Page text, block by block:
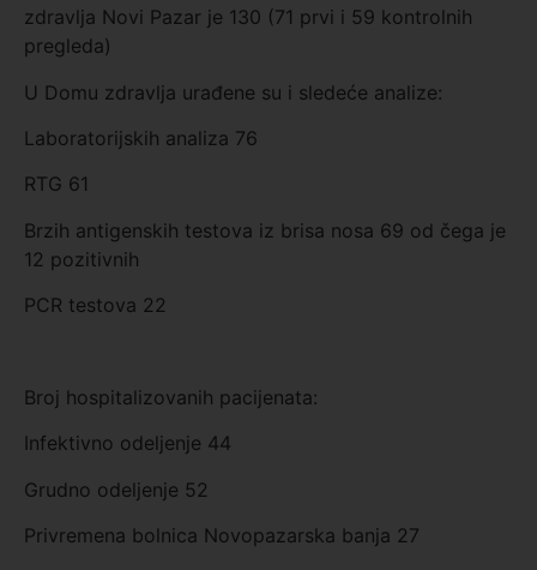
zdravlja Novi Pazar je 130 (71 prvi i 59 kontrolnih
pregleda)
U Domu zdravlja urađene su i sledeće analize:
Laboratorijskih analiza 76
RTG 61
Brzih antigenskih testova iz brisa nosa 69 od čega je
12 pozitivnih
PCR testova 22
Broj hospitalizovanih pacijenata:
Infektivno odeljenje 44
Grudno odeljenje 52
Privremena bolnica Novopazarska banja 27